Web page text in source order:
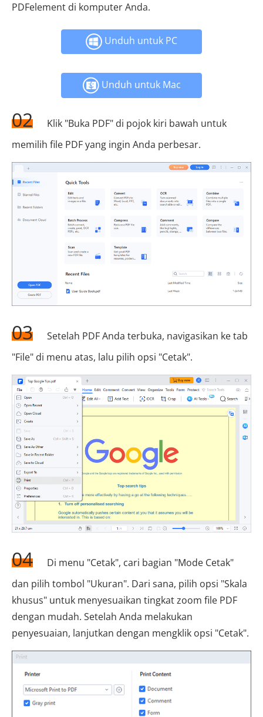
PDFelement di komputer Anda.
Unduh untuk PC
Unduh untuk Mac
02
Klik "Buka PDF" di pojok kiri bawah untuk
memilih file PDF yang ingin Anda perbesar.
03
Setelah PDF Anda terbuka, navigasikan ke tab
"File" di menu atas, lalu pilih opsi "Cetak".
04
Di menu "Cetak", cari bagian "Mode Cetak"
dan pilih tombol "Ukuran". Dari sana, pilih opsi "Skala
khusus" untuk menyesuaikan tingkat zoom file PDF
dengan mudah. Setelah Anda melakukan
penyesuaian, lanjutkan dengan mengklik opsi "Cetak".